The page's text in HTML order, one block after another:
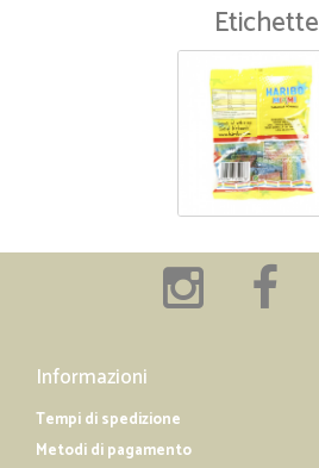
Etichette
Informazioni
Tempi di spedizione
Metodi di pagamento